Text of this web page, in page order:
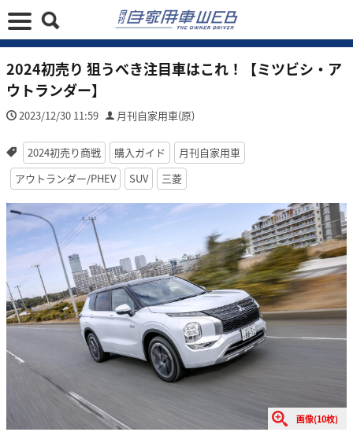
2024初売り 狙うべき注目車はこれ！【ミツビシ・ア
ウトランダー】
2023/12/30 11:59 月刊自家用車(原)
2024初売り商戦 購入ガイド
月刊自家用車
アウトランダー/PHEV
SUV 三菱
画像(10枚)